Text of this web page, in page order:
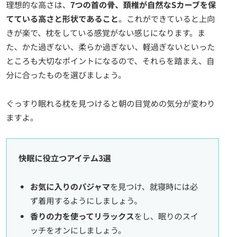
理想的な高さは、 7つの首の骨、頚椎が自然なSカーブを保
てている高さと形状であること。これができていると上向
きが楽で、枕をしている感覚がない感じになります。ま
た、かた過ぎない、柔らか過ぎない、軽過ぎないといった
ところも大切なポイントになるので、それらを踏まえ、自
分に合ったものを選びましょう。
ぐっすり眠れる枕を見つけると朝の目覚めの気分が変わり
ますよ。
快眠に役立つアイテム3選
お気に入りのパジャマを見つけ、就寝時には必
ず着用するようにしましょう。
香りの力を使ってリラックスをし、眠りのスイ
ッチをオンにしましょう。